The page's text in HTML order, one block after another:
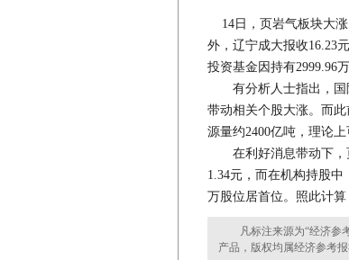
14日，页岩气板块大涨
外，辽宁成大报收16.23
投资基金因持有2999.96
有分析人士指出，国际
带动相关个股大涨。而
源量约2400亿吨，理论
在利好消息带动下，
1.34元，而在机构持股中
万股位居首位。照此计算
凡标注来源为“经济参考
产品，版权均属经济参考